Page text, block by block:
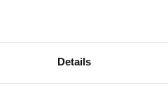
Details
Raumland Zerozzante - Cuvée
alkoholfrei, 750 ml